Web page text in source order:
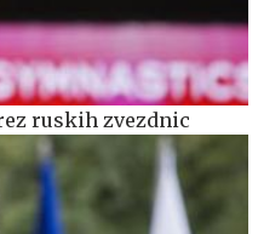
ruskih zvezdnic